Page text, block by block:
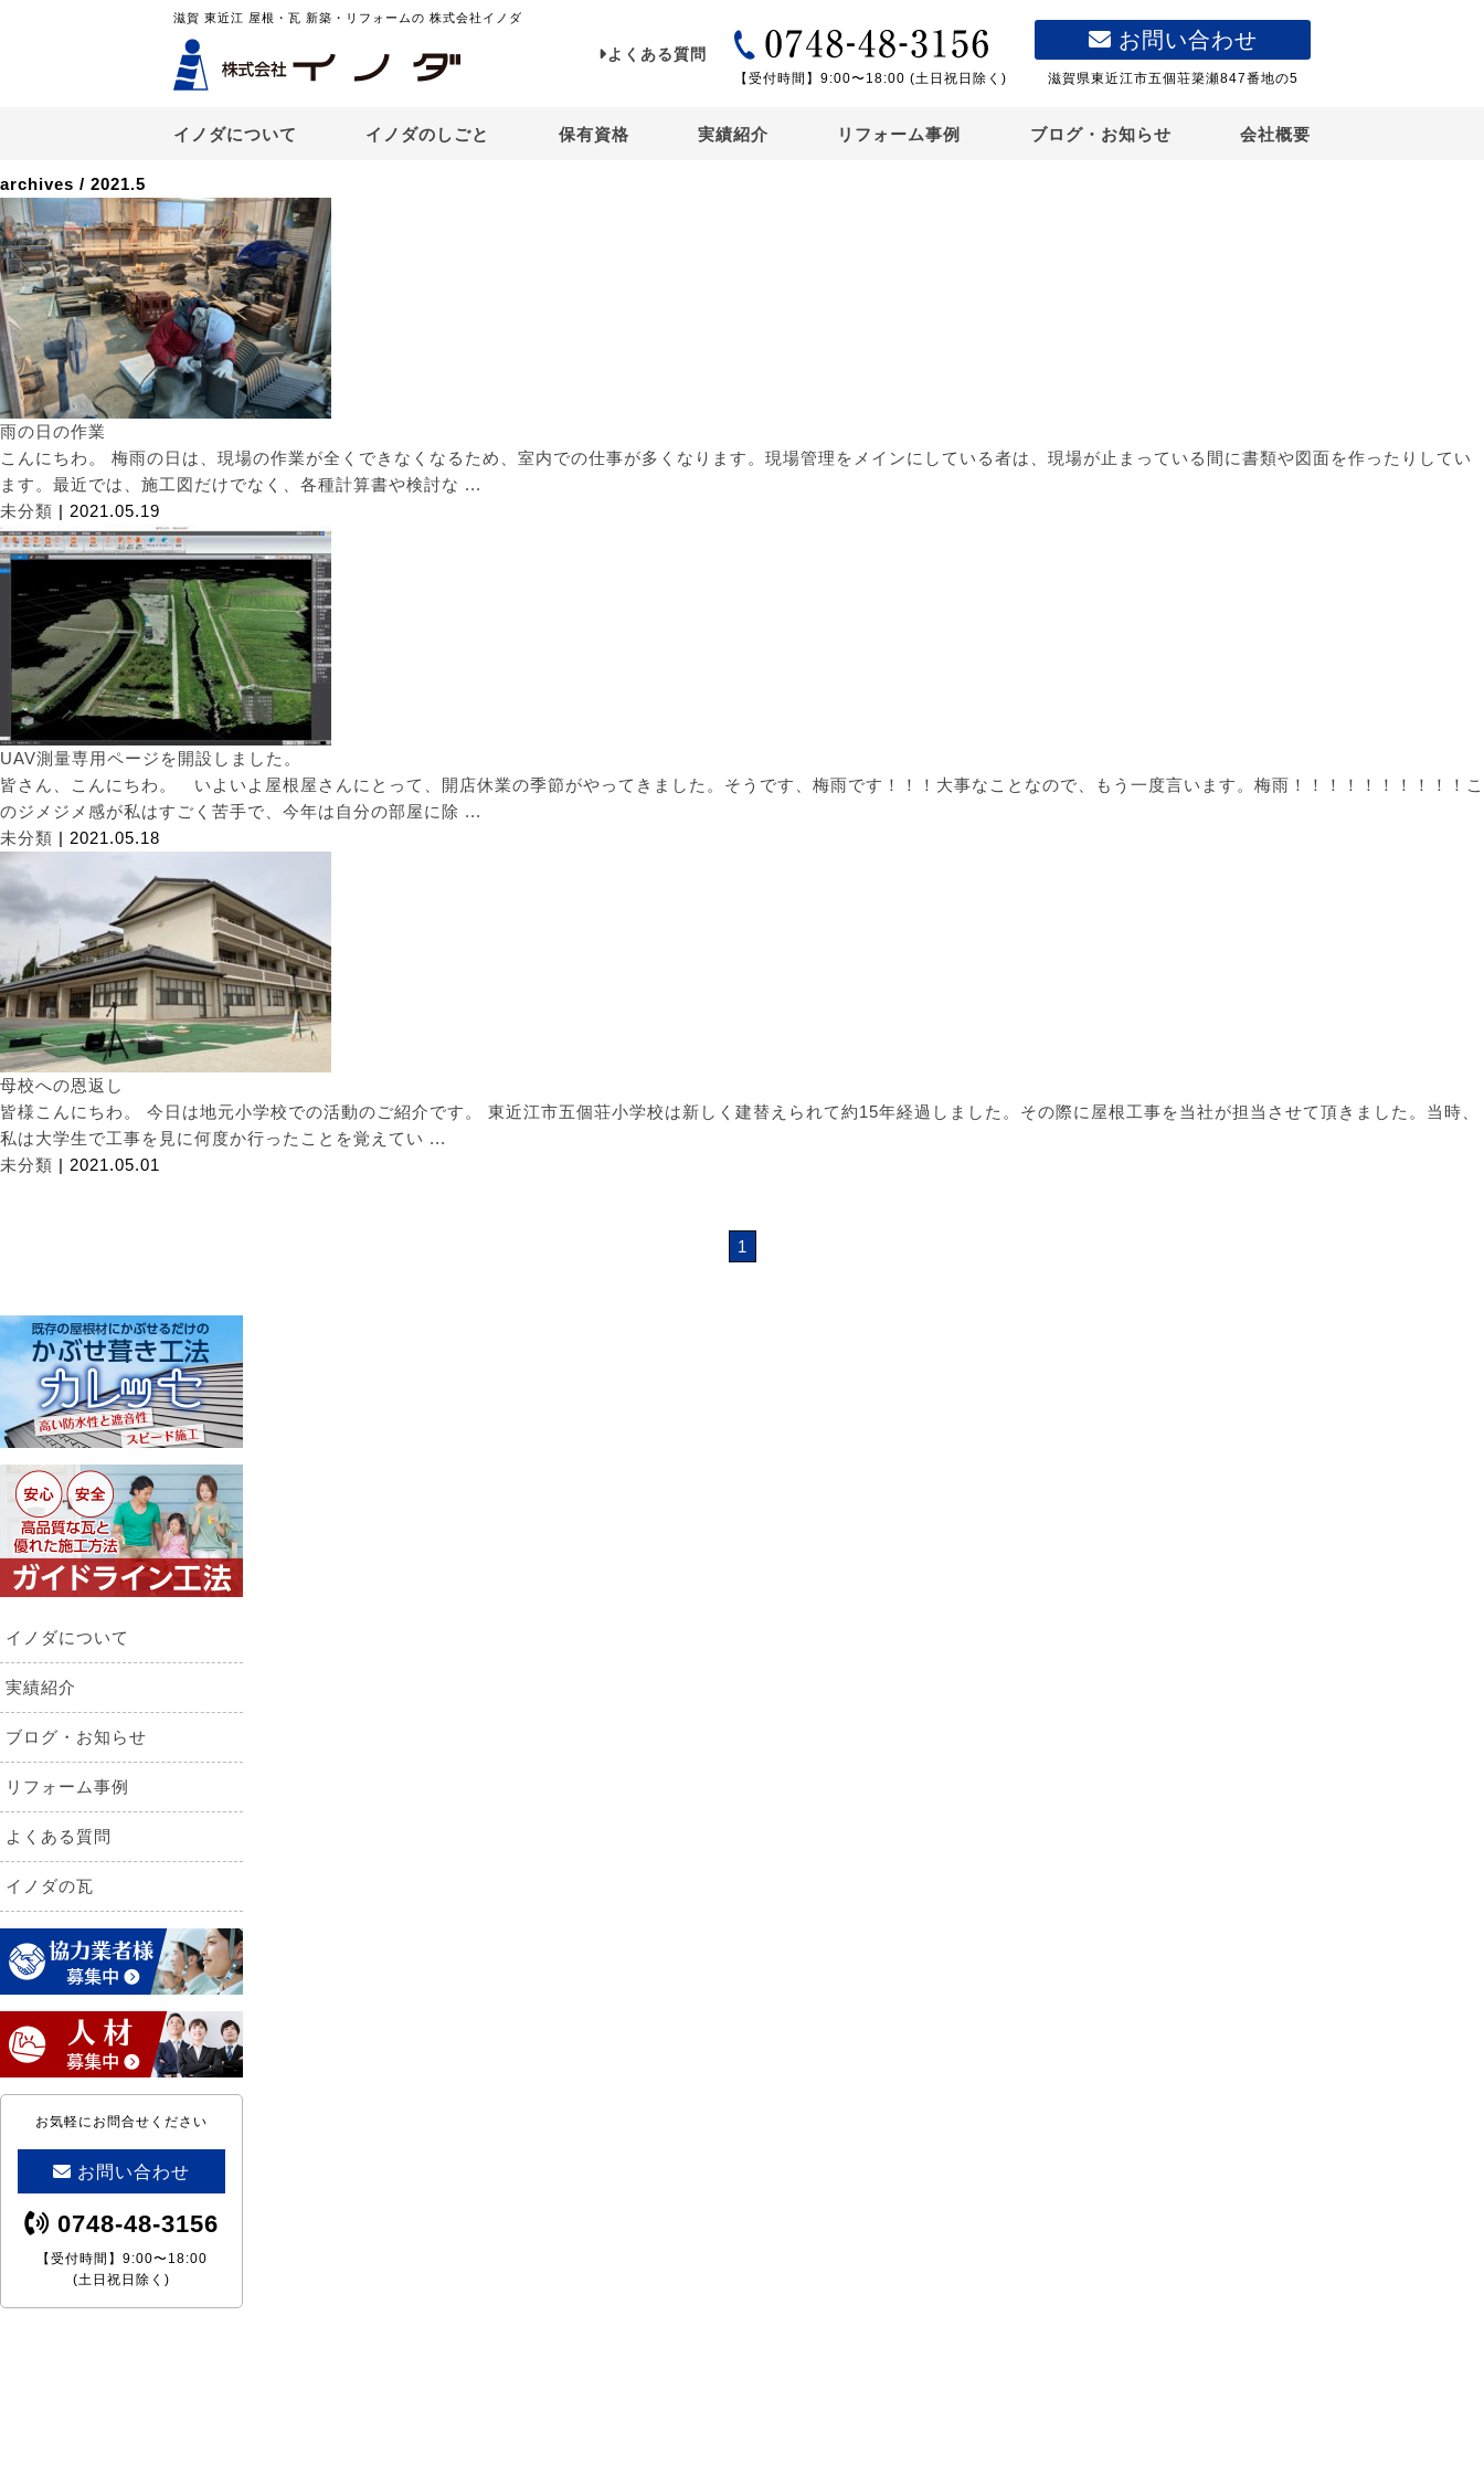
滋賀 東近江 屋根・瓦 新築・リフォームの 株式会社イノダ
よくある質問
【受付時間】9:00〜18:00 (土日祝日除く)
お問い合わせ
滋賀県東近江市五個荘簗瀬847番地の5
イノダについて イノダのしごと 保有資格 実績紹介 リフォーム事例 ブログ・お知らせ 会社概要
archives / 2021.5
雨の日の作業
こんにちわ。 梅雨の日は、現場の作業が全くできなくなるため、室内での仕事が多くなります。現場管理をメインにしている者は、現場が止まっている間に書類や図面を作ったりしてい
ます。最近では、施工図だけでなく、各種計算書や検討な ...
未分類 | 2021.05.19
UAV測量専用ページを開設しました。
皆さん、こんにちわ。 いよいよ屋根屋さんにとって、開店休業の季節がやってきました。そうです、梅雨です！！！大事なことなので、もう一度言います。梅雨！！！！！！！！！！こ
のジメジメ感が私はすごく苦手で、今年は自分の部屋に除 ...
未分類 | 2021.05.18
母校への恩返し
皆様こんにちわ。 今日は地元小学校での活動のご紹介です。 東近江市五個荘小学校は新しく建替えられて約15年経過しました。その際に屋根工事を当社が担当させて頂きました。当時、
私は大学生で工事を見に何度か行ったことを覚えてい ...
未分類 | 2021.05.01
1
イノダについて
実績紹介
ブログ・お知らせ
リフォーム事例
よくある質問
イノダの瓦
お気軽にお問合せください
お問い合わせ
0748-48-3156
【受付時間】9:00〜18:00
(土日祝日除く)